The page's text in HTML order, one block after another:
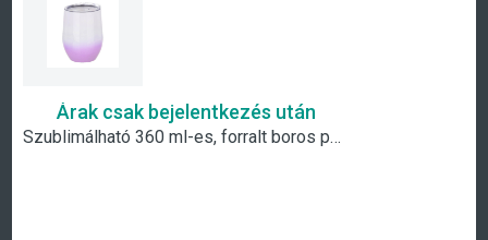
Árak csak bejelentkezés után
Szublimálható 360 ml-es, forralt boros pohár- fehér - lila átmenetes